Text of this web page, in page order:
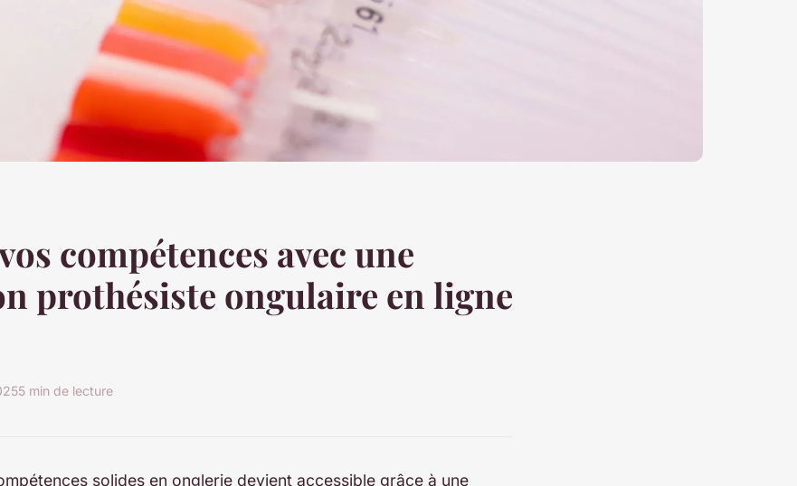
compétences avec une
prothésiste ongulaire en ligne
5 min de lecture
solides en onglerie devient accessible grâce à une